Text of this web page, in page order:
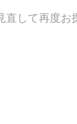
して再度お